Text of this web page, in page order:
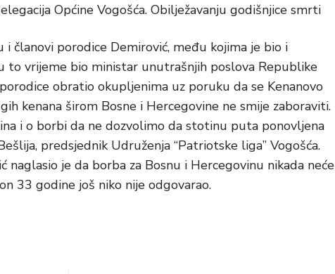
Općine Vogošća. Obilježavanju godišnjice smrti
i članovi porodice Demirović, među kojima je bio i
to vrijeme bio ministar unutrašnjih poslova Republike
obratio okupljenima uz poruku da se Kenanovo
kenana širom Bosne i Hercegovine ne smije zaboraviti.
i o borbi da ne dozvolimo da stotinu puta ponovljena
predsjednik Udruženja “Patriotske liga” Vogošća.
naglasio je da borba za Bosnu i Hercegovinu nikada neće
33 godine još niko nije odgovarao.